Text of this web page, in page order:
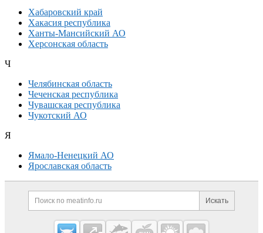
Хабаровский край
Хакасия республика
Ханты-Мансийский АО
Херсонская область
Ч
Челябинская область
Чеченская республика
Чувашская республика
Чукотский АО
Я
Ямало-Ненецкий АО
Ярославская область
Дополнительная информация
Поиск по сайту и
Искать
Cсылки на полезные проекты